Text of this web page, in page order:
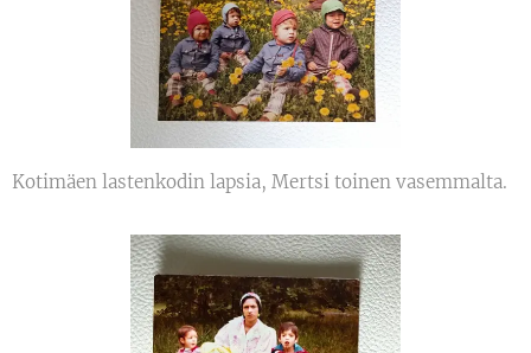
Kotimäen lastenkodin lapsia, Mertsi toinen vasemmalta.